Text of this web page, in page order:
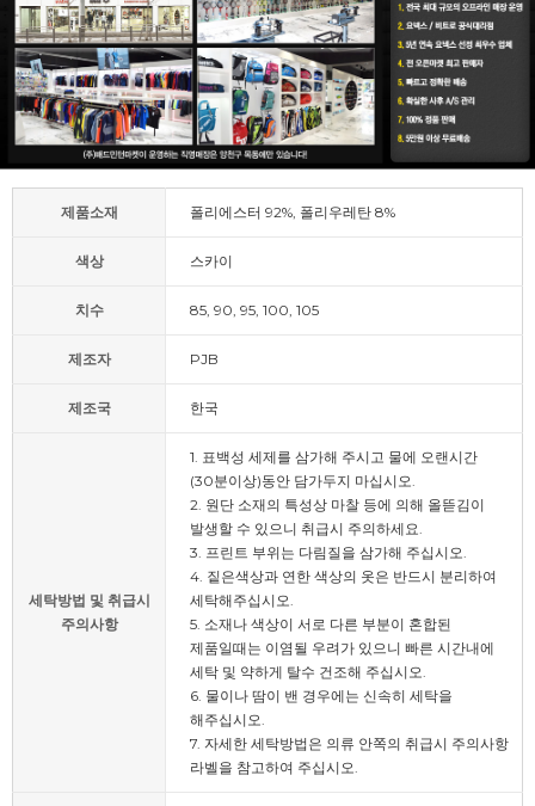
제품소재 폴리에스터 92%, 폴리우레탄 8%
색상 스카이
치수 85, 90, 95, 100, 105
제조자 PJB
제조국 한국
세탁방법 및 취급시
주의사항
1. 표백성 세제를 삼가해 주시고 물에 오랜시간
(30분이상)동안 담가두지 마십시오.
2. 원단 소재의 특성상 마찰 등에 의해 올뜯김이
발생할 수 있으니 취급시 주의하세요.
3. 프린트 부위는 다림질을 삼가해 주십시오.
4. 짙은색상과 연한 색상의 옷은 반드시 분리하여
세탁해주십시오.
5. 소재나 색상이 서로 다른 부분이 혼합된
제품일때는 이염될 우려가 있으니 빠른 시간내에
세탁 및 약하게 탈수 건조해 주십시오.
6. 물이나 땀이 밴 경우에는 신속히 세탁을
해주십시오.
7. 자세한 세탁방법은 의류 안쪽의 취급시 주의사항
라벨을 참고하여 주십시오.